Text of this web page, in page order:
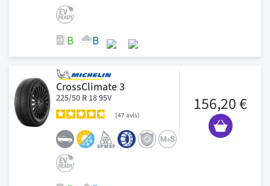
CrossClimate 3
225/50 R 18 95V
47 avis
156,20 €